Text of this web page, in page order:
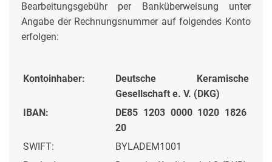
Bearbeitungsgebühr per Banküberweisung unter
Angabe der Rechnungsnummer auf folgendes Konto
erfolgen:
Kontoinhaber:
Deutsche Keramische
Gesellschaft e. V. (DKG)
IBAN:
DE85 1203 0000 1020 1826
20
SWIFT:
BYLADEM1001